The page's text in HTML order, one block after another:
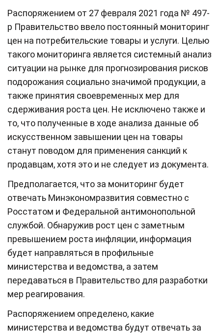
Распоряжением от 27 февраля 2021 года № 497-
р Правительство ввело постоянный мониторинг
цен на потребительские товары и услуги. Целью
такого мониторинга является системный анализ
ситуации на рынке для прогнозирования рисков
подорожания социально значимой продукции, а
также принятия своевременных мер для
сдерживания роста цен. Не исключено также и
то, что полученные в ходе анализа данные об
искусственном завышении цен на товары
станут поводом для применения санкций к
продавцам, хотя это и не следует из документа.
Предполагается, что за мониторинг будет
отвечать Минэкономразвития совместно с
Росстатом и Федеральной антимонопольной
службой. Обнаружив рост цен с заметным
превышением роста инфляции, информация
будет направляться в профильные
министерства и ведомства, а затем
передаваться в Правительство для разработки
мер реагирования.
Распоряжением определено, какие
министерства и ведомства будут отвечать за